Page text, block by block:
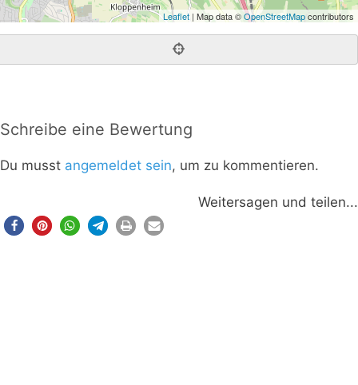
Leaflet | Map data ©OpenStreetMapcontributors
Schreibe eine Bewertung
Du musst angemeldet sein, um zu kommentieren.
Weitersagen und teilen...